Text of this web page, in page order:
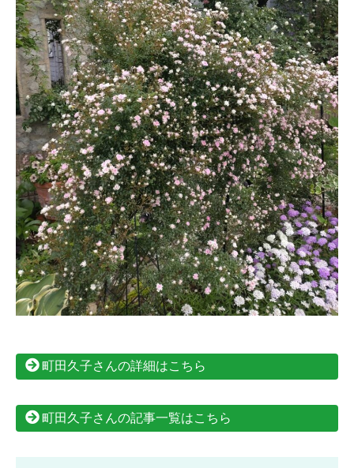
町田久子さんの詳細はこちら
町田久子さんの記事一覧はこちら